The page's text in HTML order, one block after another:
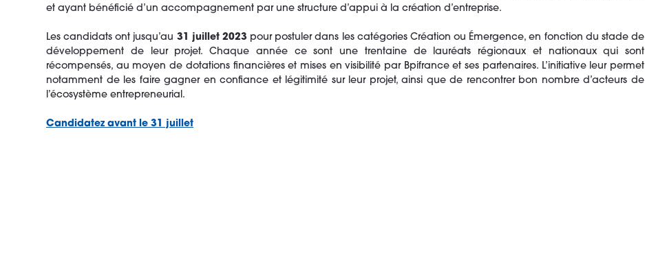
et ayant bénéficié d’un accompagnement par une structure d’appui à la création d’entreprise.
Les candidats ont jusqu’au 31 juillet 2023 pour postuler dans les catégories Création ou Émergence, en fonction du stade de
développement de leur projet. Chaque année ce sont une trentaine de lauréats régionaux et nationaux qui sont
récompensés, au moyen de dotations financières et mises en visibilité par Bpifrance et ses partenaires. L’initiative leur permet
notamment de les faire gagner en confiance et légitimité sur leur projet, ainsi que de rencontrer bon nombre d’acteurs de
l’écosystème entrepreneurial.
Candidatez avant le 31 juillet